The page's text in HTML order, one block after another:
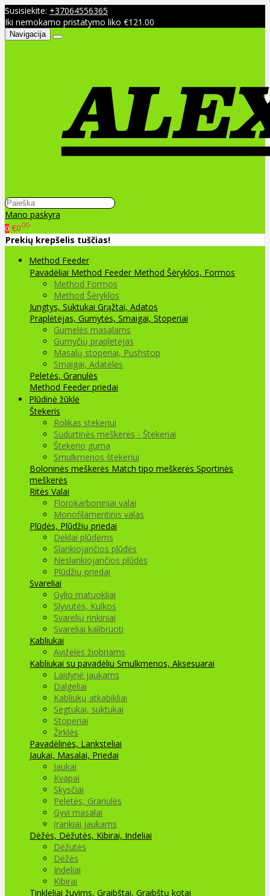
Susisiekite: +37064556365
Iki nemokamo pristatymo liko €121.00
Navigacija
Mano paskyra
0 €000
Prekių krepšelis tuščias!
Method Feeder
Pavadėliai Method Feeder Method Šėryklos, Formos
Method Formos
Method Šėryklos
Jungtys, Suktukai Grąžtai, Adatos
Praplėtėjas, Gumytės, Smaigai, Stoperiai
Gumelės masalams
Gumyčių prapletėjas
Masalų stoperiai, Pushstop
Smaigai, Adatėlės
Peletės, Granulės
Method Feeder priedai
Plūdinė žūklė
Štekeris
Rolikas stekeriui
Sudurtinės meškerės - Štekeriai
Štekerio guma
Smulkmenos štekeriui
Boloninės meškerės Match tipo meškerės Sportinės
meškerės
Ritės Valai
Florokarboniniai valai
Monofilamentinis valas
Plūdės, Plūdžių priedai
Dėklai plūdėms
Slankiojančios plūdės
Neslankiojančios plūdės
Plūdžių priedai
Svareliai
Gylio matuokliai
Slyvutės, Kulkos
Svarelių rinkiniai
Svareliai kalibruoti
Kabliukai
Avižėlės žiobriams
Kabliukai su pavadėliu Smulkmenos, Aksesuarai
Laidynė jaukams
Dalgeliai
Kabliukų atkabikliai
Segtukai, suktukai
Stoperiai
Žirklės
Pavadėlinės, Lanksteliai
Jaukai, Masalai, Priedai
Jaukai
Kvapai
Skysčiai
Peletės, Granulės
Gyvi masalai
Įrankiai jaukams
Dėžės, Dėžutės, Kibirai, Indeliai
Dėžutės
Dėžės
Indeliai
Kibirai
Tinkleliai žuvims, Graibštai, Graibštų kotai